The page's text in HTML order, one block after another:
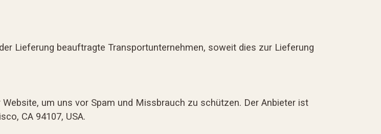
Lieferung beauftragte Transportunternehmen, soweit dies zur Lieferung
um uns vor Spam und Missbrauch zu schützen. Der Anbieter ist
CA 94107, USA.